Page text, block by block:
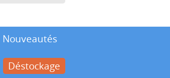
Nouveautés
Déstockage